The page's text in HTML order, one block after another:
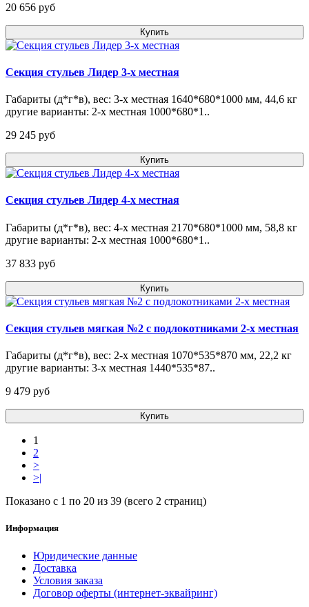
20 656 pуб
Купить
Секция стульев Лидер 3-х местная
Габариты (д*г*в), вес: 3-х местная 1640*680*1000 мм, 44,6 кг
другие варианты: 2-х местная 1000*680*1..
29 245 pуб
Купить
Секция стульев Лидер 4-х местная
Габариты (д*г*в), вес: 4-х местная 2170*680*1000 мм, 58,8 кг
другие варианты: 2-х местная 1000*680*1..
37 833 pуб
Купить
Секция стульев мягкая №2 с подлокотниками 2-х местная
Габариты (д*г*в), вес: 2-х местная 1070*535*870 мм, 22,2 кг
другие варианты: 3-х местная 1440*535*87..
9 479 pуб
Купить
1
2
>
>|
Показано с 1 по 20 из 39 (всего 2 страниц)
Информация
Юридические данные
Доставка
Условия заказа
Договор оферты (интернет-эквайринг)